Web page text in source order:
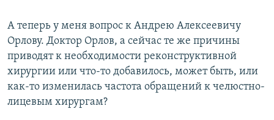
А теперь у меня вопрос к Андрею Алексеевичу
Орлову. Доктор Орлов, а сейчас те же причины
приводят к необходимости реконструктивной
хирургии или что-то добавилось, может быть, или
как-то изменилась частота обращений к челюстно-
лицевым хирургам?